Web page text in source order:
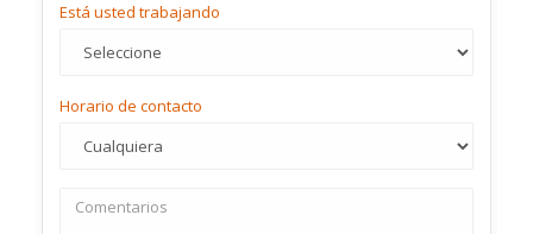
Está usted trabajando
Horario de contacto